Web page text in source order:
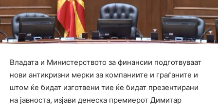
Владата и Министерството за финансии подготвуваат
нови антикризни мерки за компаниите и граѓаните и
штом ќе бидат изготвени тие ќе бидат презентирани
на јавноста, изјави денеска премиерот Димитар